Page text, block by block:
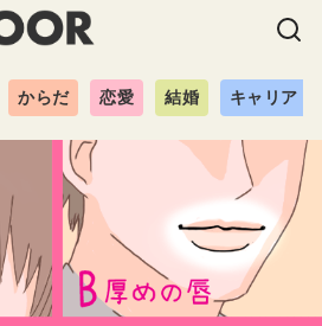
からだ 恋愛 結婚 キャリア